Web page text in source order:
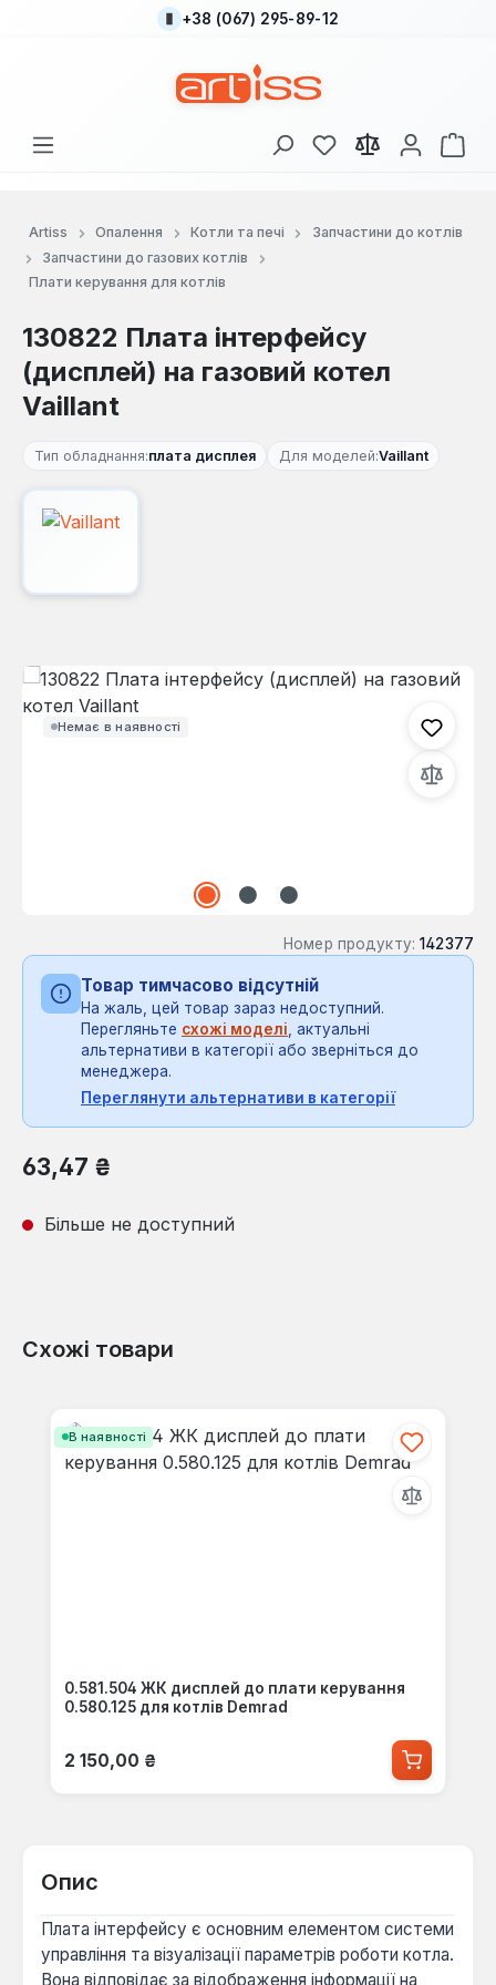
Перейти до основного вмісту
+38 (067) 295-89-12
У вас є 0 у списку
Artiss Опалення Котли та печі
Запчастини до котлів
Запчастини до газових котлів
Плати керування для котлів
130822 Плата інтерфейсу
(дисплей) на газовий котел
Vaillant
Тип обладнання:плата дисплея Для моделей:Vaillant
Немає в наявності
Пропустити галерею зображень
Номер продукту: 142377
Товар тимчасово відсутній
На жаль, цей товар зараз недоступний.
Перегляньте схожі моделі , актуальні
альтернативи в категорії або зверніться до
менеджера.
Переглянути альтернативи в категорії
Звичайна ціна:
63,47 ₴
Більше не доступний
Схожі товари
В наявності
0.581.504 ЖК дисплей до плати керування
0.580.125 для котлів Demrad
Звичайна ціна:
2 150,00 ₴
Опис
Плата інтерфейсу є основним елементом системи
управління та візуалізації параметрів роботи котла.
Вона відповідає за відображення інформації на